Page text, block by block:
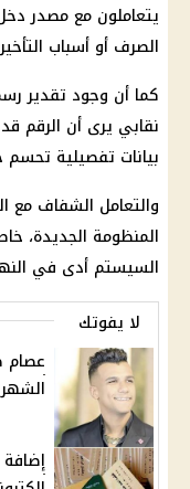
يتعاملون مع مصدر
الصرف أو أسباب
كما أن وجود تقدير
نقابي يرى أن الرقم
بيانات تفصيلية
والتعامل الشفاف مع
المنظومة الجديدة،
السيستم أدى في
لا يفوتك
عصام